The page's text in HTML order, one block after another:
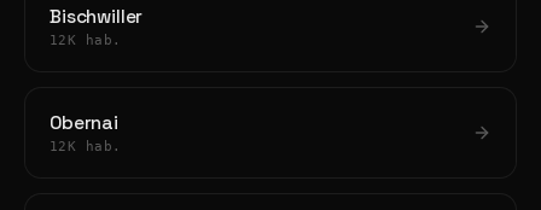
Bischwiller
12K hab.
Obernai
12K hab.